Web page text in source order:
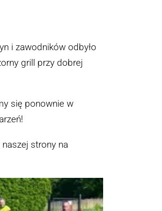
i zawodników odbyło
grill przy dobrej
się ponownie w
!
strony na